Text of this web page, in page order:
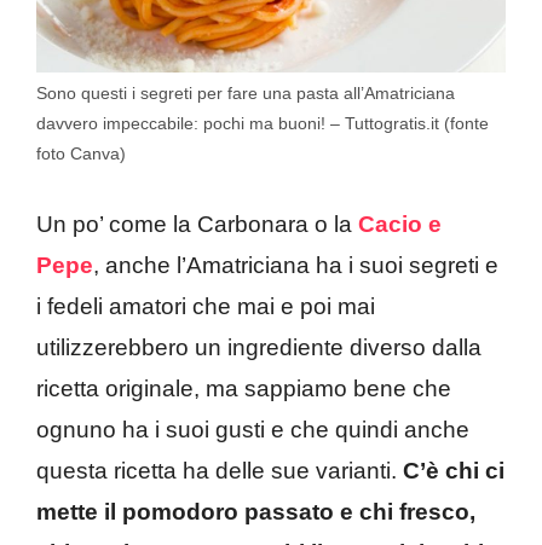
Sono questi i segreti per fare una pasta all’Amatriciana
davvero impeccabile: pochi ma buoni! – Tuttogratis.it (fonte
foto Canva)
Un po’ come la Carbonara o la Cacio e
Pepe, anche l’Amatriciana ha i suoi segreti e
i fedeli amatori che mai e poi mai
utilizzerebbero un ingrediente diverso dalla
ricetta originale, ma sappiamo bene che
ognuno ha i suoi gusti e che quindi anche
questa ricetta ha delle sue varianti. C’è chi ci
mette il pomodoro passato e chi fresco,